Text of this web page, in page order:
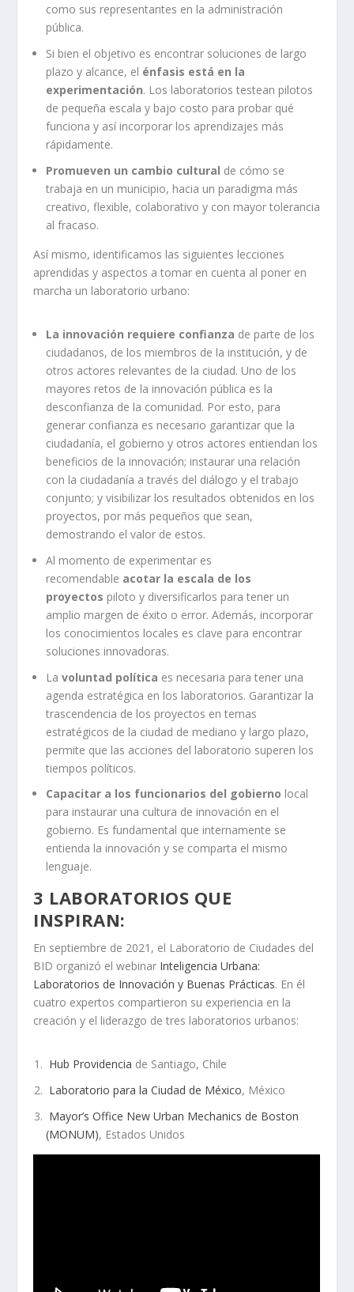
como sus representantes en la administración
pública.
Si bien el objetivo es encontrar soluciones de largo
plazo y alcance, el énfasis está en la
experimentación. Los laboratorios testean pilotos
de pequeña escala y bajo costo para probar qué
funciona y así incorporar los aprendizajes más
rápidamente.
Promueven un cambio cultural de cómo se
trabaja en un municipio, hacia un paradigma más
creativo, flexible, colaborativo y con mayor tolerancia
al fracaso.
Así mismo, identificamos las siguientes lecciones
aprendidas y aspectos a tomar en cuenta al poner en
marcha un laboratorio urbano:
La innovación requiere confianza de parte de los
ciudadanos, de los miembros de la institución, y de
otros actores relevantes de la ciudad. Uno de los
mayores retos de la innovación pública es la
desconfianza de la comunidad. Por esto, para
generar confianza es necesario garantizar que la
ciudadanía, el gobierno y otros actores entiendan los
beneficios de la innovación; instaurar una relación
con la ciudadanía a través del diálogo y el trabajo
conjunto; y visibilizar los resultados obtenidos en los
proyectos, por más pequeños que sean,
demostrando el valor de estos.
Al momento de experimentar es
recomendable acotar la escala de los
proyectos piloto y diversificarlos para tener un
amplio margen de éxito o error. Además, incorporar
los conocimientos locales es clave para encontrar
soluciones innovadoras.
Lavoluntad política es necesaria para tener una
agenda estratégica en los laboratorios. Garantizar la
trascendencia de los proyectos en temas
estratégicos de la ciudad de mediano y largo plazo,
permite que las acciones del laboratorio superen los
tiempos políticos.
Capacitar a los funcionarios del gobierno local
para instaurar una cultura de innovación en el
gobierno. Es fundamental que internamente se
entienda la innovación y se comparta el mismo
lenguaje.
3 LABORATORIOS QUE
INSPIRAN:
En septiembre de 2021, el Laboratorio de Ciudades del
BID organizó el webinar Inteligencia Urbana:
Laboratorios de Innovación y Buenas Prácticas. En él
cuatro expertos compartieron su experiencia en la
creación y el liderazgo de tres laboratorios urbanos:
Hub Providencia de Santiago, Chile
Laboratorio para la Ciudad de México, México
Mayor’s Office New Urban Mechanics de Boston
(MONUM), Estados Unidos